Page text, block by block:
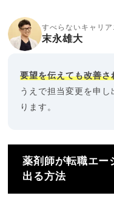
すべらないキャリ
末永雄大
要望を伝えても改善さ
うえで担当変更を申
ります。
薬剤師が転職エー
出る方法